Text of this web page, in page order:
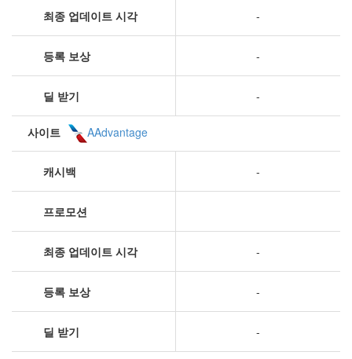
최종 업데이트 시각 -
등록 보상 -
딜 받기 -
사이트 AAdvantage
캐시백 -
프로모션
최종 업데이트 시각 -
등록 보상 -
딜 받기 -